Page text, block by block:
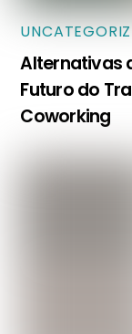
Alternativas
Futuro do
Coworking